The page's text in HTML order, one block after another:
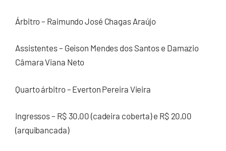
Árbitro – Raimundo José Chagas Araújo
Assistentes – Geison Mendes dos Santos e Damazio
Câmara Viana Neto
Quarto árbitro – Everton Pereira Vieira
Ingressos – R$ 30,00 (cadeira coberta) e R$ 20,00
(arquibancada)